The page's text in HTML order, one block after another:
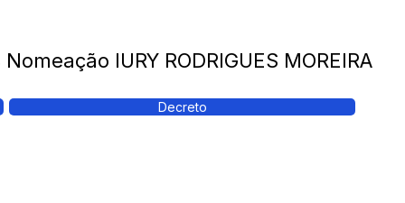
IURY RODRIGUES MOREIRA
Decreto